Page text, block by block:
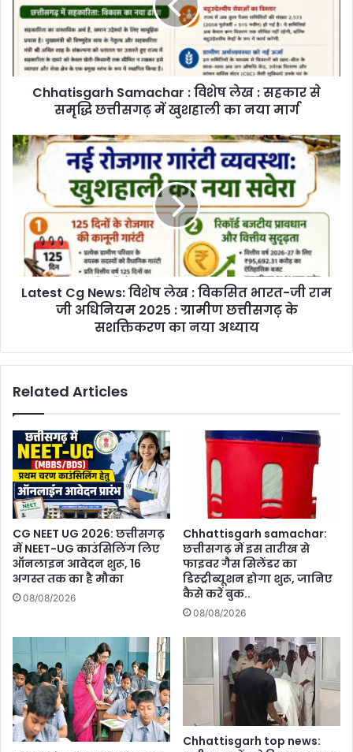
लेख
सहकार
समृद्धि
छत्तीसगढ़
का
नया
Chhatisgarh Samachar : विशेष लेख : सहकार से
समृद्धि छत्तीसगढ़ में खुशहाली का नया मार्ग
Latest
Cg
News:
विकसित
भारत-
राम
:
छत्तीसगढ़
नया
अध्याय
Latest Cg News: विशेष लेख : विकसित भारत-जी राम
जी अधिनियम 2025 : ग्रामीण छत्तीसगढ़ के
सशक्तिकरण का नया अध्याय
Related Articles
CG NEET UG 2026: छत्तीसगढ़
में NEET-UG काउंसिलिंग लिए
ऑनलाइन आवेदन शुरू, 16
अगस्त तक का है मौका
08/08/2026
Chhattisgarh samachar:
छत्तीसगढ़ में इस तारीख से
फाइवर गैस सिलेंडर का
डिस्ट्रीब्यूशन होगा शुरू, जानिए
कैसे करें बुक..
08/08/2026
Chhattisgarh top news: